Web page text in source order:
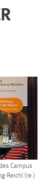
Campus
Reichl (re.)